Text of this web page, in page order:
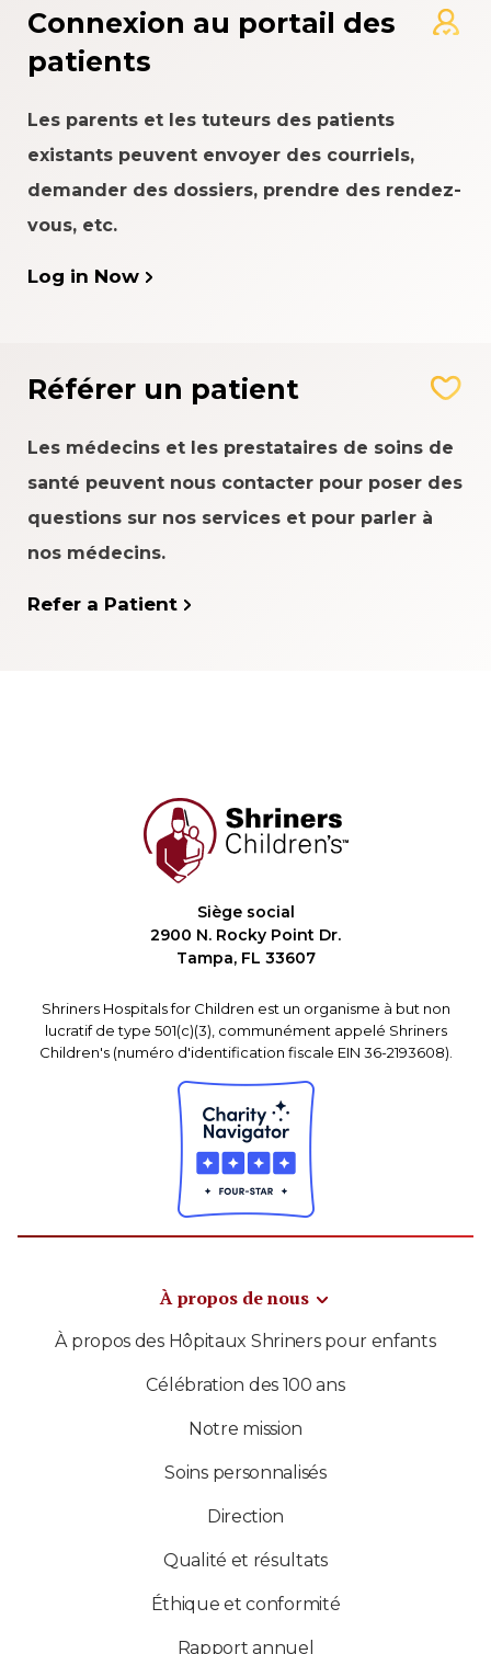
Connexion au portail des
patients
Les parents et les tuteurs des patients
existants peuvent envoyer des courriels,
demander des dossiers, prendre des rendez-
vous, etc.
Log in Now
Référer un patient
Les médecins et les prestataires de soins de
santé peuvent nous contacter pour poser des
questions sur nos services et pour parler à
nos médecins.
Refer a Patient
Siège social
2900 N. Rocky Point Dr.
Tampa, FL 33607
Shriners Hospitals for Children est un organisme à but non
lucratif de type 501(c)(3), communément appelé Shriners
Children's (numéro d'identification fiscale EIN 36-2193608).
À propos de nous
À propos des Hôpitaux Shriners pour enfants
Célébration des 100 ans
Notre mission
Soins personnalisés
Direction
Qualité et résultats
Éthique et conformité
Rapport annuel